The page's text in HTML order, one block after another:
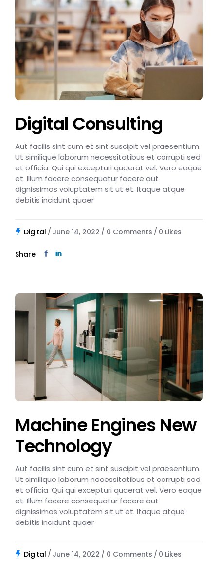
Digital Consulting
Aut facilis sint cum et sint suscipit vel praesentium.
Ut similique laborum necessitatibus et corrupti sed
et officia. Qui qui excepturi quaerat vel. Vero eaque
et. Illum facere consequatur facere aut
dignissimos voluptatem sit ut et. Itaque atque
debitis incidunt quaer
Digital June 14, 2022 0 Comments 0 Likes
Share
Machine Engines New
Technology
Aut facilis sint cum et sint suscipit vel praesentium.
Ut similique laborum necessitatibus et corrupti sed
et officia. Qui qui excepturi quaerat vel. Vero eaque
et. Illum facere consequatur facere aut
dignissimos voluptatem sit ut et. Itaque atque
debitis incidunt quaer
Digital June 14, 2022 0 Comments 0 Likes